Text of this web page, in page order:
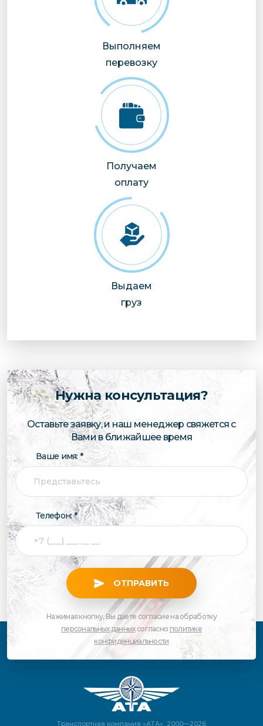
Выполняем
перевозку
Получаем
оплату
Выдаем
груз
Нужна консультация?
Оставьте заявку, и наш менеджер свяжется с
Вами в ближайшее время
Ваше имя: *
Телефон: *
ОТПРАВИТЬ
Нажимая кнопку, Вы даете согласие на обработку
персональных данныхсогласно политике
конфиденциальности
Транспортная компания «АТА», 2000—2026